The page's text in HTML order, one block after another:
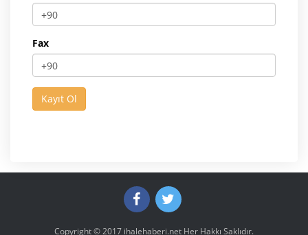
Fax
Copyright © 2017 ihalehaberi.net Her Hakkı Saklıdır.